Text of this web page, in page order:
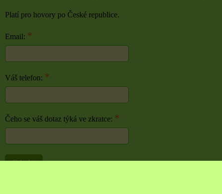
Platí pro hovory po České republice.
Email: *
Váš telefon: *
Čeho se váš dotaz týká ve zkratce: *
Odeslat